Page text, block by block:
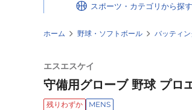
スポーツ・カテゴリ
ホーム 野球・ソフトボール バッティ
エスエスケイ
守備用グローブ 野球 プロ
残りわずか MENS